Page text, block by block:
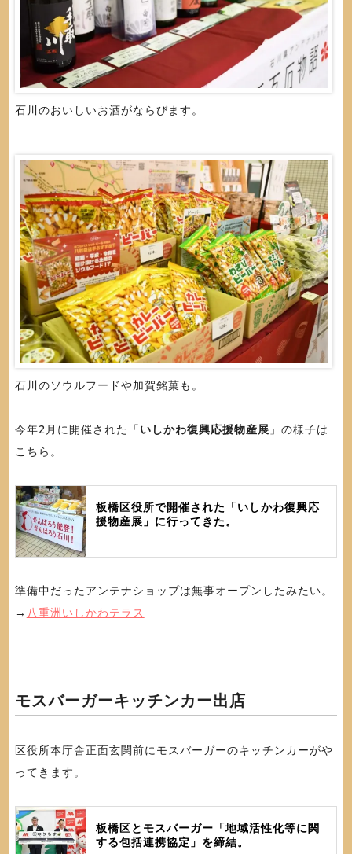
石川のおいしいお酒がならびます。
石川のソウルフードや加賀銘菓も。
今年2月に開催された「 いしかわ復興応援物産展 」の様子は
こちら。
板橋区役所で開催された「いしかわ復興応
援物産展」に行ってきた。
準備中だったアンテナショップは無事オープンしたみたい。
→ 八重洲いしかわテラス
モスバーガーキッチンカー出店
区役所本庁舎正面玄関前にモスバーガーのキッチンカーがや
ってきます。
板橋区とモスバーガー「地域活性化等に関
する包括連携協定」を締結。